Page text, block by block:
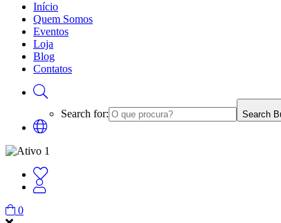
Início
Quem Somos
Eventos
Loja
Blog
Contatos
Search for: Search
0